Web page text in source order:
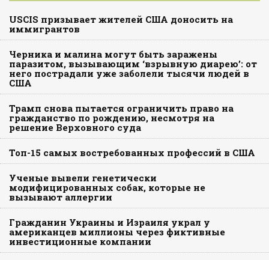
USCIS призывает жителей США доносить на
иммигрантов
Черника и малина могут быть заражены
паразитом, вызывающим ‘взрывную диарею’: от
него пострадали уже заболели тысячи людей в
США
Трамп снова пытается ограничить право на
гражданство по рождению, несмотря на
решение Верховного суда
Топ-15 самых востребованных профессий в США
Ученые вывели генетически
модифицированных собак, которые не
вызывают аллергии
Гражданин Украины и Израиля украл у
американцев миллионы через фиктивные
инвестиционные компании